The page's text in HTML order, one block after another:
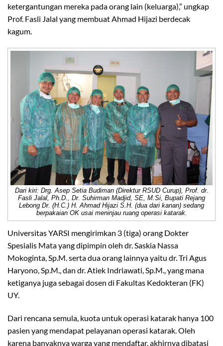
ketergantungan mereka pada orang lain (keluarga),” ungkap
Prof. Fasli Jalal yang membuat Ahmad Hijazi berdecak
kagum.
Dari kiri: Drg. Asep Setia Budiman (Direktur RSUD Curup), Prof. dr.
Fasli Jalal, Ph.D., Dr. Suhirman Madjid, SE, M.Si, Bupati Rejang
Lebong Dr. (H.C.) H. Ahmad Hijazi S.H. (dua dari kanan) sedang
berpakaian OK usai meninjau ruang operasi katarak.
Universitas YARSI mengirimkan 3 (tiga) orang Dokter
Spesialis Mata yang dipimpin oleh dr. Saskia Nassa
Mokoginta, Sp.M. serta dua orang lainnya yaitu dr. Tri Agus
Haryono, Sp.M., dan dr. Atiek Indriawati, Sp.M., yang mana
ketiganya juga sebagai dosen di Fakultas Kedokteran (FK)
UY.
Dari rencana semula, kuota untuk operasi katarak hanya 100
pasien yang mendapat pelayanan operasi katarak. Oleh
karena banyaknya warga yang mendaftar, akhirnya dibatasi